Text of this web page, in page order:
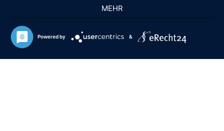
FAQ IMPRESSUM
AGB
MEHR
Powered by &